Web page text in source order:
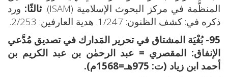
المنظَّمة في مركز البحوث الإسلامية (ISAM).
ثالثًا: ورد
ذكره في: كشف الظنون: 1/247. هدية العارفين: 2/253.
95- بُغْيَة المشتاق في تحرير المَدارك في تصديق مُدَّعي
الإنفاق: المقصري = عبد الرحمٰن بن عبد الكريم بن
أحمد ابن زياد (ت: 975هـ=1568م).